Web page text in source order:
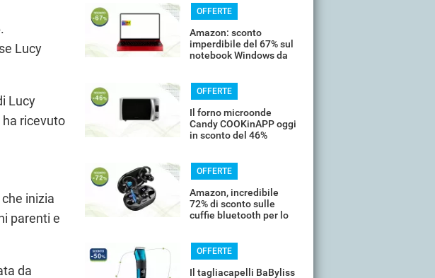
Lucy
Lucy
ricevuto
inizia
parenti e
da
OFFERTE
Amazon: sconto
imperdibile del 67% sul
notebook Windows da
OFFERTE
Il forno microonde
Candy COOKinAPP oggi
in sconto del 46%
OFFERTE
Amazon, incredibile
72% di sconto sulle
cuffie bluetooth per lo
OFFERTE
Il tagliacapelli BaByliss